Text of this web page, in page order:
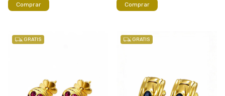
Comprar Comprar
GRATIS GRATIS